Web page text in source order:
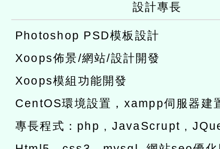
設計專長
Photoshop PSD模板設計
Xoops佈景/網站/設計開發
Xoops模組功能開發
CentOS環境設置，xampp伺服器建
專長程式：php , JavaScrupt ,